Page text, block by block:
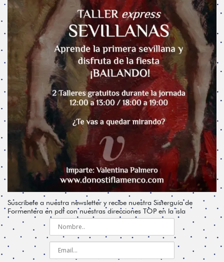
Suscríbete a nuestra newsletter y recibe nuestra Sisterguía de
Formentera en pdf con nuestras direcciones TOP en la isla